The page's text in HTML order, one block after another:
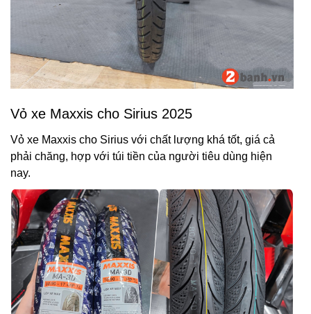
Vỏ xe Maxxis cho Sirius 2025
Vỏ xe Maxxis cho Sirius với chất lượng khá tốt, giá cả
phải chăng, hợp với túi tiền của người tiêu dùng hiện
nay.